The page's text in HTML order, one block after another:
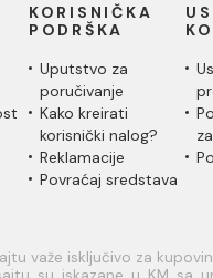
KORISNIČKA
PODRŠKA
Uputstvo za
poručivanje
Kako kreirati
korisnički nalog?
Reklamacije
Povraćaj sredstava
važe isključivo za